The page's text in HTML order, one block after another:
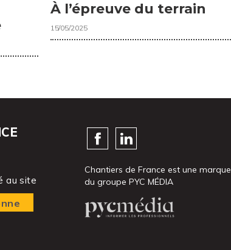
À l’épreuve du terrain
15/05/2025
au site
Chantiers de France est une marque
du groupe PYC MÉDIA